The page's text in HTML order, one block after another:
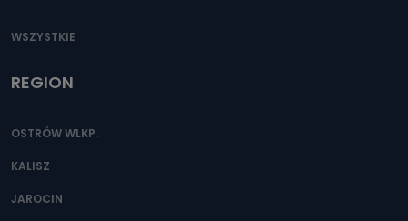
WSZYSTKIE
REGION
OSTRÓW WLKP.
KALISZ
JAROCIN